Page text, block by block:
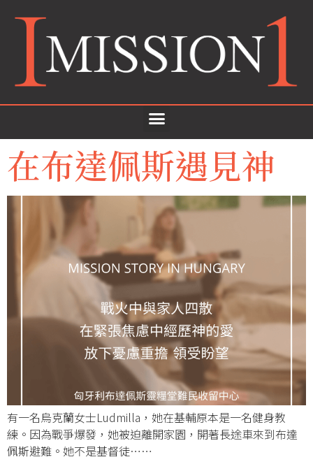
在布達佩斯遇見神
有一名烏克蘭女士Ludmilla，她在基輔原本是一名健身教
練。因為戰爭爆發，她被迫離開家園，開著長途車來到布達
佩斯避難。她不是基督徒……